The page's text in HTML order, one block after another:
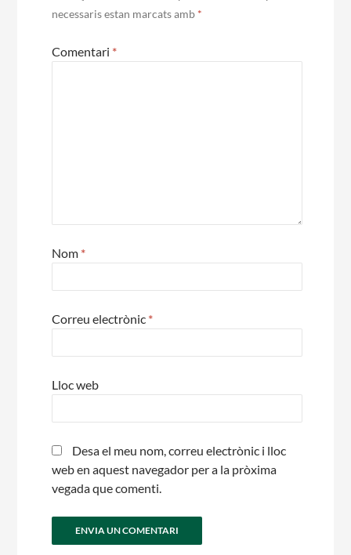
necessaris estan marcats amb *
Comentari *
Nom *
Correu electrònic *
Lloc web
Desa el meu nom, correu electrònic i lloc
web en aquest navegador per a la pròxima
vegada que comenti.